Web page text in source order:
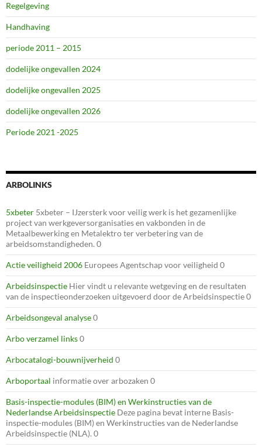
Regelgeving
Handhaving
periode 2011 – 2015
dodelijke ongevallen 2024
dodelijke ongevallen 2025
dodelijke ongevallen 2026
Periode 2021 -2025
ARBOLINKS
5xbeter 5xbeter – IJzersterk voor veilig werk is het gezamenlijke
project van werkgeversorganisaties en vakbonden in de
Metaalbewerking en Metalektro ter verbetering van de
arbeidsomstandigheden. 0
Actie veiligheid 2006 Europees Agentschap voor veiligheid 0
Arbeidsinspectie Hier vindt u relevante wetgeving en de resultaten
van de inspectieonderzoeken uitgevoerd door de Arbeidsinspectie 0
Arbeidsongeval analyse0
Arbo verzamel links0
Arbocatalogi-bouwnijverheid 0
Arboportaal informatie over arbozaken 0
Basis-inspectie-modules (BIM) en Werkinstructies van de
Nederlandse Arbeidsinspectie Deze pagina bevat interne Basis-
inspectie-modules (BIM) en Werkinstructies van de Nederlandse
Arbeidsinspectie (NLA). 0